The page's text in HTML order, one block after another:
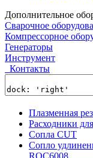
Дополнительное
Сварочное
Компрессорное
Генераторы
Инструмент
Контакты
Плазменная
Расходники
Сопла CUT
Сопло
ROC6008